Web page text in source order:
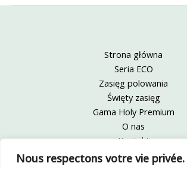
Nous respectons votre vie privée.
Strona główna
Seria ECO
Zasięg polowania
Święty zasięg
Gama Holy Premium
O nas
Kontakt
Informacje prawne